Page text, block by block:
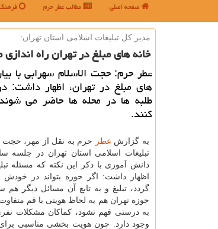
صفحه اصلی مطالب عطر حرم
مدیر كل تبلیغات اسلامی استان تهران:
خانه های مبلغ در تهران راه
عطر حرم: حجت الاسلام سهرابی با
های مبلغ در تهران، اظهار داشت:
طلبه ها در محله ها حاضر می شوند
كنند.
به گزارش عطر
حرم به نقل از مهر، حجت
تبلیغات اسلامی استان تهران در جلسه
دانش آموزی با ذكر این نكته كه مسئله
اظهار داشت: اگر حوزه بتواند در خودش
گردد، تبلیغ و به تابع آن مسائل دیگر
حوزه تهران هم به لحاظ هویتی با قم
به درستی فهم نشود، كماكان مشكلات
وجود دارد. چون هویت بخشی مناسبی